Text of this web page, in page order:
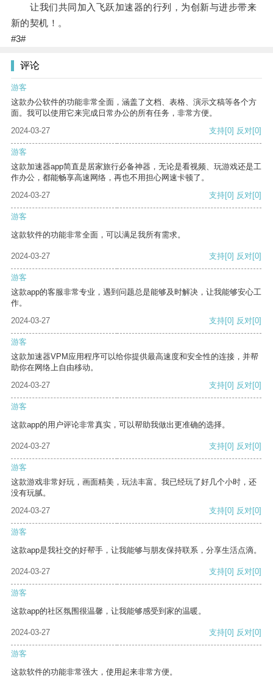
让我们共同加入飞跃加速器的行列，为创新与进步带来
新的契机！。
#3#
评论
游客
这款办公软件的功能非常全面，涵盖了文档、表格、演示文稿等各个方
面。我可以使用它来完成日常办公的所有任务，非常方便。
2024-03-27
支持[0] 反对[0]
游客
这款加速器app简直是居家旅行必备神器，无论是看视频、玩游戏还是工
作办公，都能畅享高速网络，再也不用担心网速卡顿了。
2024-03-27
支持[0] 反对[0]
游客
这款软件的功能非常全面，可以满足我所有需求。
2024-03-27 支持[0] 反对[0]
游客
这款app的客服非常专业，遇到问题总是能够及时解决，让我能够安心工
作。
2024-03-27
支持[0] 反对[0]
游客
这款加速器VPM应用程序可以给你提供最高速度和安全性的连接，并帮
助你在网络上自由移动。
2024-03-27
支持[0] 反对[0]
游客
这款app的用户评论非常真实，可以帮助我做出更准确的选择。
2024-03-27 支持[0] 反对[0]
游客
这款游戏非常好玩，画面精美，玩法丰富。我已经玩了好几个小时，还
没有玩腻。
2024-03-27
支持[0] 反对[0]
游客
这款app是我社交的好帮手，让我能够与朋友保持联系，分享生活点滴。
2024-03-27 支持[0] 反对[0]
游客
这款app的社区氛围很温馨，让我能够感受到家的温暖。
2024-03-27 支持[0] 反对[0]
游客
这款软件的功能非常强大，使用起来非常方便。